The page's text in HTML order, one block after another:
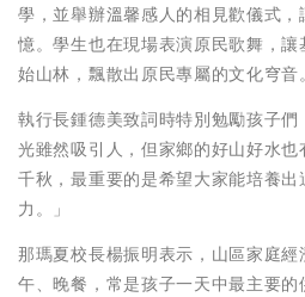
學，並舉辦溫馨感人的相見歡儀式
憶。學生也在現場表演原民歌舞，
始山林，飄散出原民專屬的文化穹音。
執行長鍾德美致詞時特別勉勵孩子
光雖然吸引人，但家鄉的好山好水
千秋，最重要的是希望大家能培養
力。」
那瑪夏校長楊振明表示，山區家庭
午、晚餐，常是孩子一天中最主要